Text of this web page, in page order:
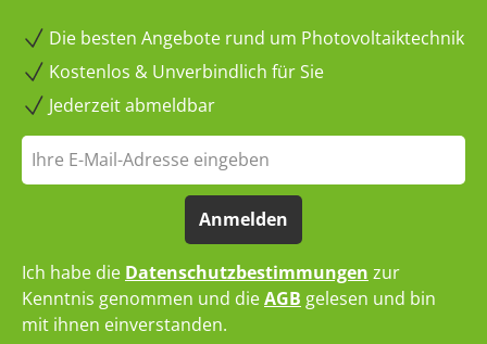
Die besten Angebote rund um Photovoltaiktechnik
Kostenlos & Unverbindlich für Sie
Jederzeit abmeldbar
Anmelden
Ich habe die Datenschutzbestimmungen zur
Kenntnis genommen und dieAGB gelesen und bin
mit ihnen einverstanden.